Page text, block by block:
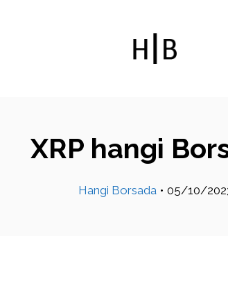
XRP hangi
Hangi Borsada • 05/10/